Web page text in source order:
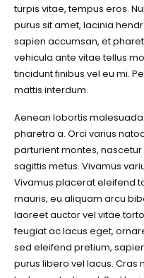
turpis vitae, tempus eros.
purus sit amet, lacinia
sapien accumsan, et
vehicula ante vitae tellus
tincidunt finibus vel eu mi.
mattis interdum.
Aenean lobortis
pharetra a. Orci varius
parturient montes,
sagittis metus. Vivamus
Vivamus placerat eleifend
mauris, eu aliquam arcu
laoreet auctor vel vitae
feugiat ac lacus eget,
sed eleifend pretium,
purus libero vel lacus. Cras